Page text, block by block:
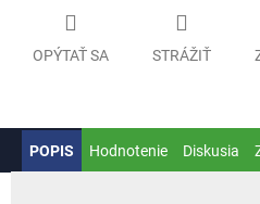
OPÝTAŤ SA STRÁŽIŤ
POPIS Hodnotenie Diskusia